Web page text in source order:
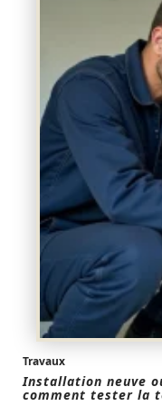
Travaux
Installation neuve
comment tester la